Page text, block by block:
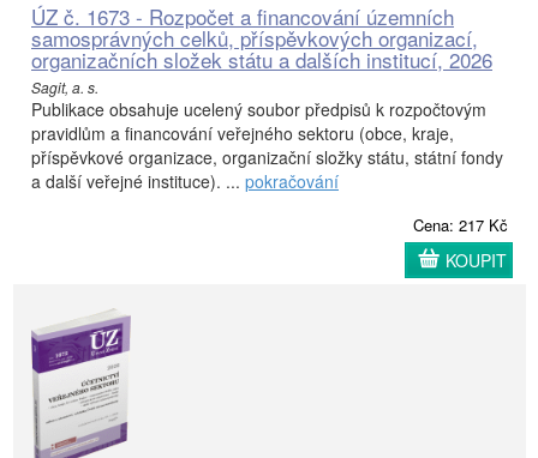
ÚZ č. 1673 - Rozpočet a financování územních
samosprávných celků, příspěvkových organizací,
organizačních složek státu a dalších institucí, 2026
Sagit, a. s.
Publikace obsahuje ucelený soubor předpisů k rozpočtovým
pravidlům a financování veřejného sektoru (obce, kraje,
příspěvkové organizace, organizační složky státu, státní fondy
a další veřejné instituce). ... pokračování
Cena: 217 Kč
KOUPIT